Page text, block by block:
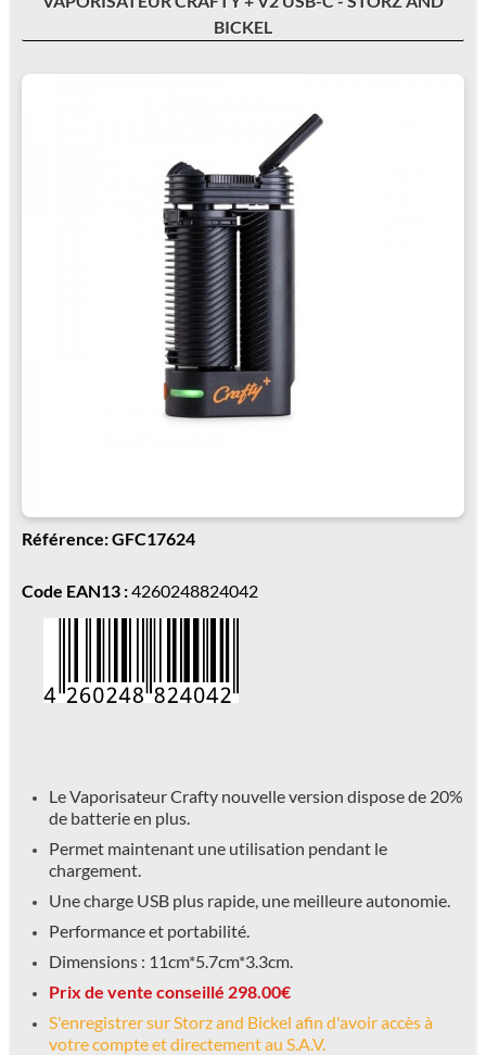
BICKEL
Référence: GFC17624
Code EAN13 :4260248824042
Le Vaporisateur Crafty nouvelle version dispose de 20%
de batterie en plus.
Permet maintenant une utilisation pendant le
chargement.
Une charge USB plus rapide, une meilleure autonomie.
Performance et portabilité.
Dimensions : 11cm*5.7cm*3.3cm.
Prix de vente conseillé 298.00€
S'enregistrer sur Storz and Bickel afin d'avoir accès à
votre compte et directement au S.A.V.